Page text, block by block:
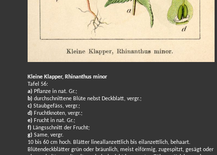
Kleine Klapper, Rhinanthus minor
Tafel 56:
a) Pflanze in nat. Gr.;
b) durchschnittene Blüte nebst Deckblatt, vergr.;
c) Staubgefäss, vergr.;
d) Fruchtknoten, vergr.;
e) Frucht in nat. Gr.;
f) Längsschnitt der Frucht;
g) Same, vergr.
10 bis 60 cm hoch. Blätter lineallanzettlich bis eilanzettlich, behaart.
Blütendeckblätter grün oder bräunlich, meist eiförmig, zugespitzt, gesägt oder